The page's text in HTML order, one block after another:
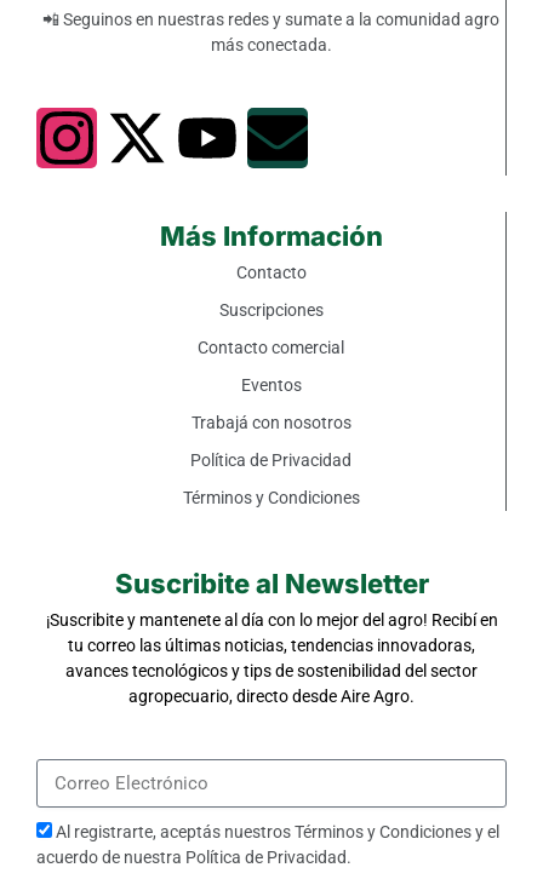
📲 Seguinos en nuestras redes y sumate a la comunidad agro
más conectada.
Más Información
Contacto
Suscripciones
Contacto comercial
Eventos
Trabajá con nosotros
Política de Privacidad
Términos y Condiciones
Suscribite al Newsletter
¡Suscribite y mantenete al día con lo mejor del agro! Recibí en
tu correo las últimas noticias, tendencias innovadoras,
avances tecnológicos y tips de sostenibilidad del sector
agropecuario, directo desde Aire Agro.
Al registrarte, aceptás nuestrosTérminos y Condicionesy el
acuerdo de nuestra Política de Privacidad.